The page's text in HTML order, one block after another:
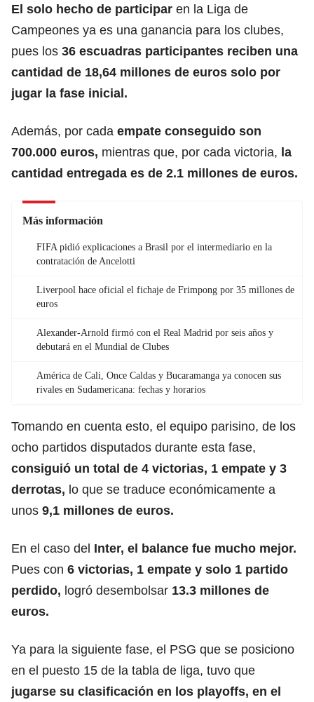
El solo hecho de participar en la Liga de
Campeones ya es una ganancia para los clubes,
pues los 36 escuadras participantes reciben una
cantidad de 18,64 millones de euros solo por
jugar la fase inicial.
Además, por cada empate conseguido son
700.000 euros, mientras que, por cada victoria, la
cantidad entregada es de 2.1 millones de euros.
Más información
FIFA pidió explicaciones a Brasil por el intermediario en la
contratación de Ancelotti
Liverpool hace oficial el fichaje de Frimpong por 35 millones de
euros
Alexander-Arnold firmó con el Real Madrid por seis años y
debutará en el Mundial de Clubes
América de Cali, Once Caldas y Bucaramanga ya conocen sus
rivales en Sudamericana: fechas y horarios
Tomando en cuenta esto, el equipo parisino, de los
ocho partidos disputados durante esta fase,
consiguió un total de 4 victorias, 1 empate y 3
derrotas, lo que se traduce económicamente a
unos 9,1 millones de euros.
En el caso del Inter, el balance fue mucho mejor.
Pues con 6 victorias, 1 empate y solo 1 partido
perdido, logró desembolsar 13.3 millones de
euros.
Ya para la siguiente fase, el PSG que se posiciono
en el puesto 15 de la tabla de liga, tuvo que
jugarse su clasificación en los playoffs, en el